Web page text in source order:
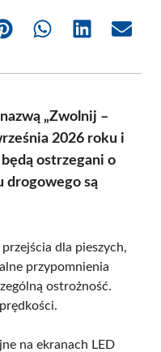
Share Share Share Share
„Zwolnij –
2026 roku i
ostrzegani o
drogowego są
dla pieszych,
przypomnienia
ostrożność.
na ekranach LED